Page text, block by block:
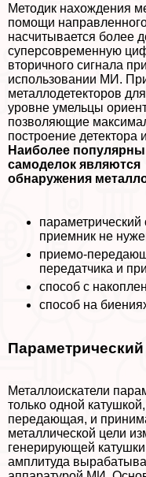
Методик нахождения
помощи
насчитывается более
суперсовременную
вторичного сигнала
использовании МИ.
металлодетекторов
уровне умельцы
позволяющие
построение детектора
Наиболее
самоделок
обнаружения
параметрический
приемник не
приемо-
передатчика и
способ с
способ на
Металлоискатели
только одной
передающая, и
металлической цели
генерирующей
амплитуда